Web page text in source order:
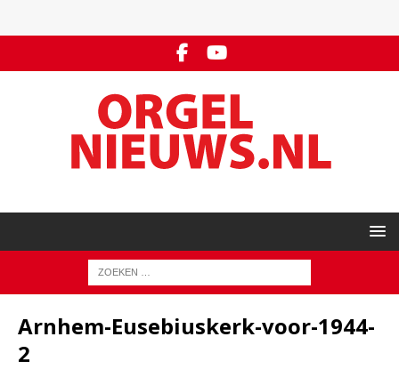
Arnhem-Eusebiuskerk-voor-1944-
2